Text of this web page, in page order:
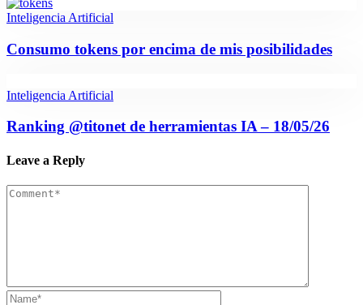
Inteligencia Artificial
Consumo tokens por encima de mis posibilidades
Inteligencia Artificial
Ranking @titonet de herramientas IA – 18/05/26
Leave a Reply